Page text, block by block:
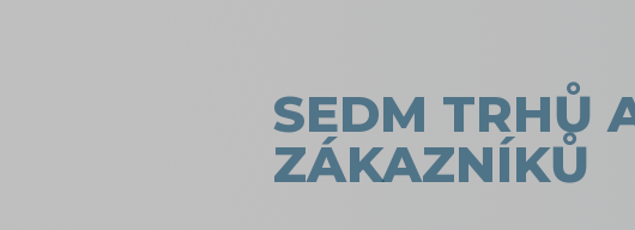
SEDM TRHŮ
ZÁKAZNÍKŮ